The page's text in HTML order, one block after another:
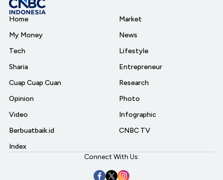
Home
My Money
Tech
Sharia
Cuap Cuap Cuan
Opinion
Video
Berbuatbaik.id
Index
Market
News
Lifestyle
Entrepreneur
Research
Photo
Infographic
CNBC TV
Connect With Us: